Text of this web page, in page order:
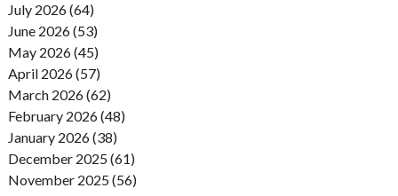
July 2026 (64)
June 2026 (53)
May 2026 (45)
April 2026 (57)
March 2026 (62)
February 2026 (48)
January 2026 (38)
December 2025 (61)
November 2025 (56)